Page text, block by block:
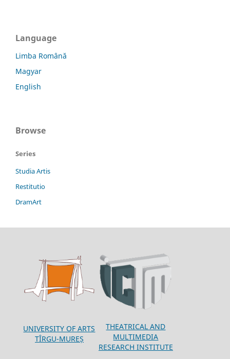
Language
Limba Română
Magyar
English
Browse
Series
Studia Artis
Restitutio
DramArt
UNIVERSITY OF ARTS
TÎRGU-MUREȘ
THEATRICAL AND
MULTIMEDIA
RESEARCH INSTITUTE